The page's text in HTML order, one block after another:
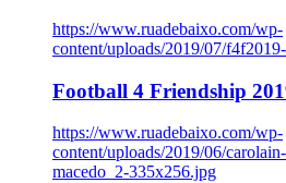
https://www.ruadebaixo.com/wp-
content/uploads/2019/07/
Football 4 Friendship
https://www.ruadebaixo.com/wp-
content/uploads/2019/06/
macedo_2-335x256.jpg